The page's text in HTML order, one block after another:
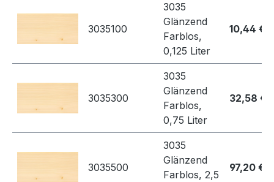
3035100
3035
Glänzend
Farblos,
0,125 Liter
10,44 €
3035300
3035
Glänzend
Farblos,
0,75 Liter
32,58 €
3035500
3035
Glänzend
Farblos, 2,5
97,20 €